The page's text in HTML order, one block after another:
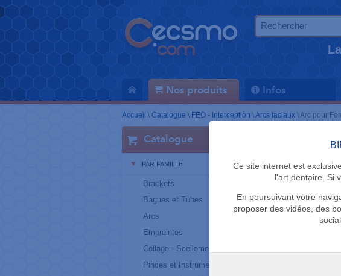
Nos produits Infos
Ce site internet est
l'art dentaire. Si
En poursuivant votre
proposer des vidéos, des
Accueil \ Catalogue \ FEO - Interception \Arcs faciaux \Arc pour
Catalogue
PAR FAMILLE
Brackets
Bagues et Tubes
Arcs
Empreintes
Collage - Scellement
Pinces et Instruments